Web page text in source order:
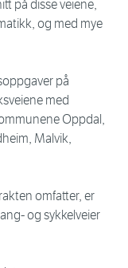
på disse veiene,
og med mye
på
med
Oppdal,
Malvik,
omfatter, er
og sykkelveier